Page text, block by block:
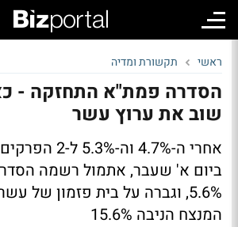
ראשי תקשורת ומדיה
שוב את ערוץ עשר
אחרי ה-4.7% וה-
ביום א' שעבר, אתמול רשמה
המנצח הניבה 15.6%